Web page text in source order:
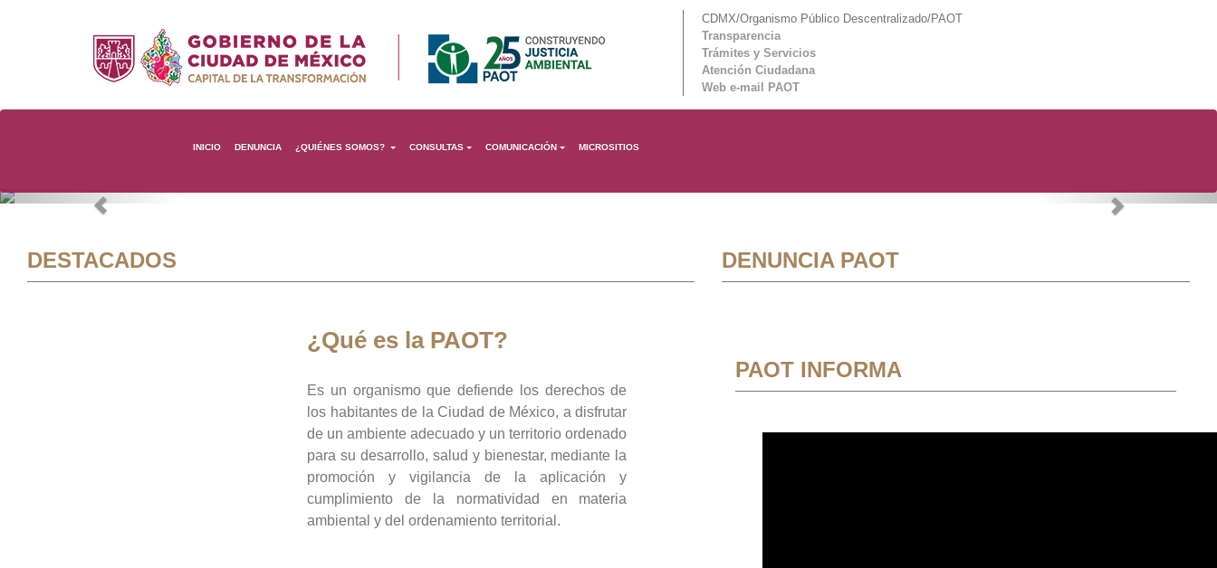
CDMX/Organismo Público Descentralizado/PAOT
Transparencia
Trámites y Servicios
Atención Ciudadana
Web e-mail PAOT
INICIO DENUNCIA ¿QUIÉNES SOMOS? CONSULTAS COMUNICACIÓN MICROSITIOS
Previous Next
DESTACADOS
¿Qué es la PAOT?
Es un organismo que defiende los derechos de
los habitantes de la Ciudad de México, a disfrutar
de un ambiente adecuado y un territorio ordenado
para su desarrollo, salud y bienestar, mediante la
promoción y vigilancia de la aplicación y
cumplimiento de la normatividad en materia
ambiental y del ordenamiento territorial.
DENUNCIA PAOT
PAOT INFORMA